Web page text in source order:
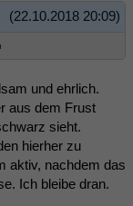
(22.10.2018 20:09)
und ehrlich.
aus dem Frust
sieht.
hierher zu
aktiv, nachdem das
Ich bleibe dran.